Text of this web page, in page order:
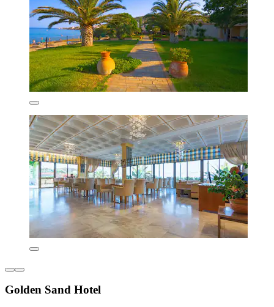
Golden Sand Hotel